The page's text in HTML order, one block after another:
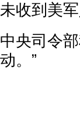
未收到美
中央司令
动。”